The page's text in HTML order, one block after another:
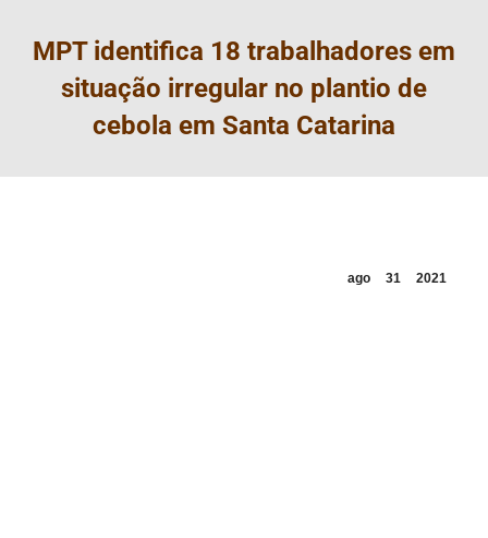
MPT identifica 18 trabalhadores em
situação irregular no plantio de
cebola em Santa Catarina
ago 31 2021